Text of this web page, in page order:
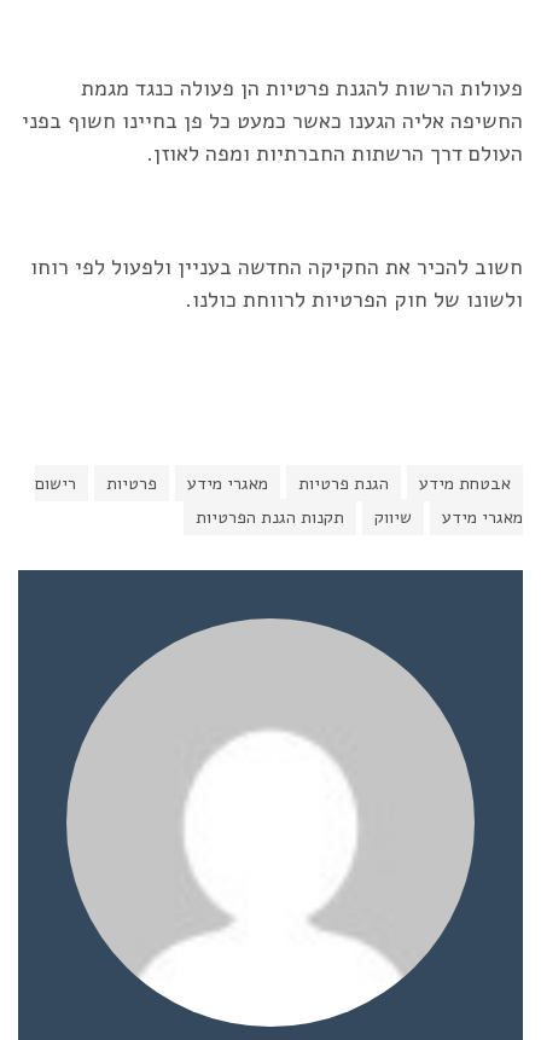
פעולות הרשות להגנת פרטיות הן פעולה כנגד מגמת
החשיפה אליה הגענו כאשר כמעט כל פן בחיינו חשוף בפני
העולם דרך הרשתות החברתיות ומפה לאוזן.
חשוב להכיר את החקיקה החדשה בעניין ולפעול לפי רוחו
ולשונו של חוק הפרטיות לרווחת כולנו.
אבטחת מידע הגנת פרטיות מאגרי מידע פרטיות
רישום
מאגרי מידע
שיווק תקנות הגנת הפרטיות